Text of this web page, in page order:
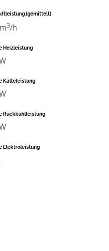
(gemittelt)
3/h
Heizleistung
Kälteleistung
Rückkühlleistung
Elektroleistung